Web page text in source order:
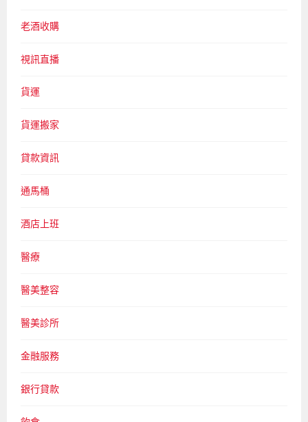
老酒收購
視訊直播
貨運
貨運搬家
貸款資訊
通馬桶
酒店上班
醫療
醫美整容
醫美診所
金融服務
銀行貸款